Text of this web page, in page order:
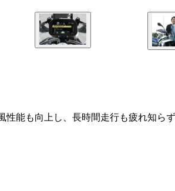
能も向上し、長時間走行も疲れ知ら